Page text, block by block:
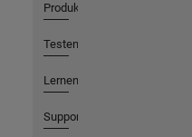
Produkte
Testen oder Kaufen
Lernen
Support